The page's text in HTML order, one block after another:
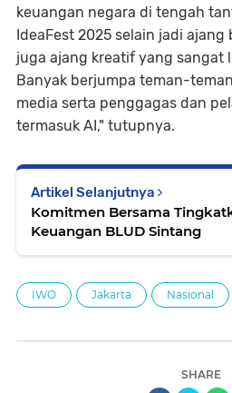
keuangan negara di tengah
IdeaFest 2025 selain jadi
juga ajang kreatif yang sangat
Banyak berjumpa teman-
media serta penggagas dan
termasuk AI," tutupnya.
Artikel Selanjutnya
Komitmen Bersama
Keuangan BLUD Sintang
IWO Jakarta Nasional
SHARE